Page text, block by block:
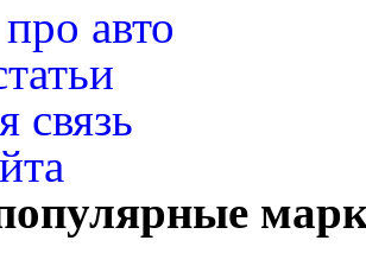
авто
связь